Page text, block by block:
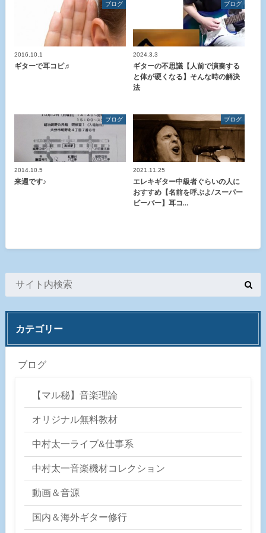
ブログ
2016.10.1
ギターで耳コピ♬
ブログ
2024.3.3
ギターの不思議【人前で演奏する
と体が硬くなる】そんな時の解決
法
ブログ
2014.10.5
来週です♪
ブログ
2021.11.25
エレキギター中級者ぐらいの人に
おすすめ【名前を呼ぶよ/スーパー
ビーバー】耳コ…
カテゴリー
ブログ
【マル秘】音楽理論
オリジナル無料教材
中村太一ライブ&仕事系
中村太一音楽機材コレクション
動画＆音源
国内＆海外ギター修行